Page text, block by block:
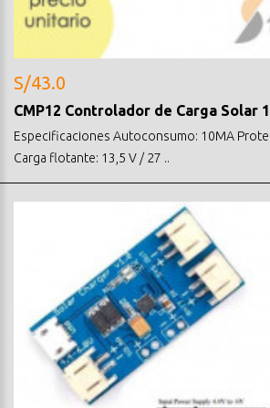
S/43.0
CMP12 Controlador de Carga Solar
Especificaciones Autoconsumo: 10MA
Carga flotante: 13,5 V / 27 ..